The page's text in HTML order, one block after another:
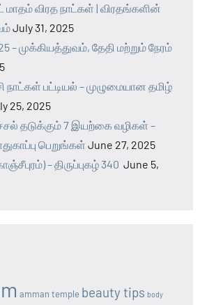
விரத நாட்கள் | விரதங்களின்
July 31, 2025
– முக்கியத்துவம், தேதி மற்றும் நேரம்
நாட்கள் பட்டியல் – முழுமையான தமிழ்
25, 2025
தடுக்கும் 7 இயற்கை வழிகள் –
பெறுங்கள் June 27, 2025
– திருப்புகழ் 340 June 5,
amman temple beauty tips body